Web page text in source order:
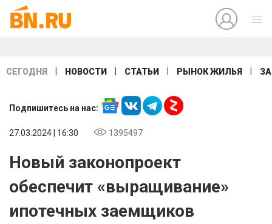
СЕГОДНЯ НОВОСТИ СТАТЬИ РЫНОК ЖИЛЬЯ
Подпишитесь на нас:
27.03.2024 | 16:30 1395497
Новый законопроект
обеспечит «выращивание»
ипотечных заемщиков